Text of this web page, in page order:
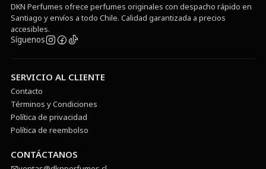
DKN Perfumes ofrece perfumes originales con despacho rápido en
Santiago y envíos a todo Chile. Calidad garantizada a precios
accesibles.
Síguenos
SERVICIO AL CLIENTE
Contacto
Términos y Condiciones
Política de privacidad
Política de reembolso
CONTÁCTANOS